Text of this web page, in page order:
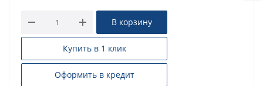
В корзину
Купить в 1 клик
Оформить в кредит